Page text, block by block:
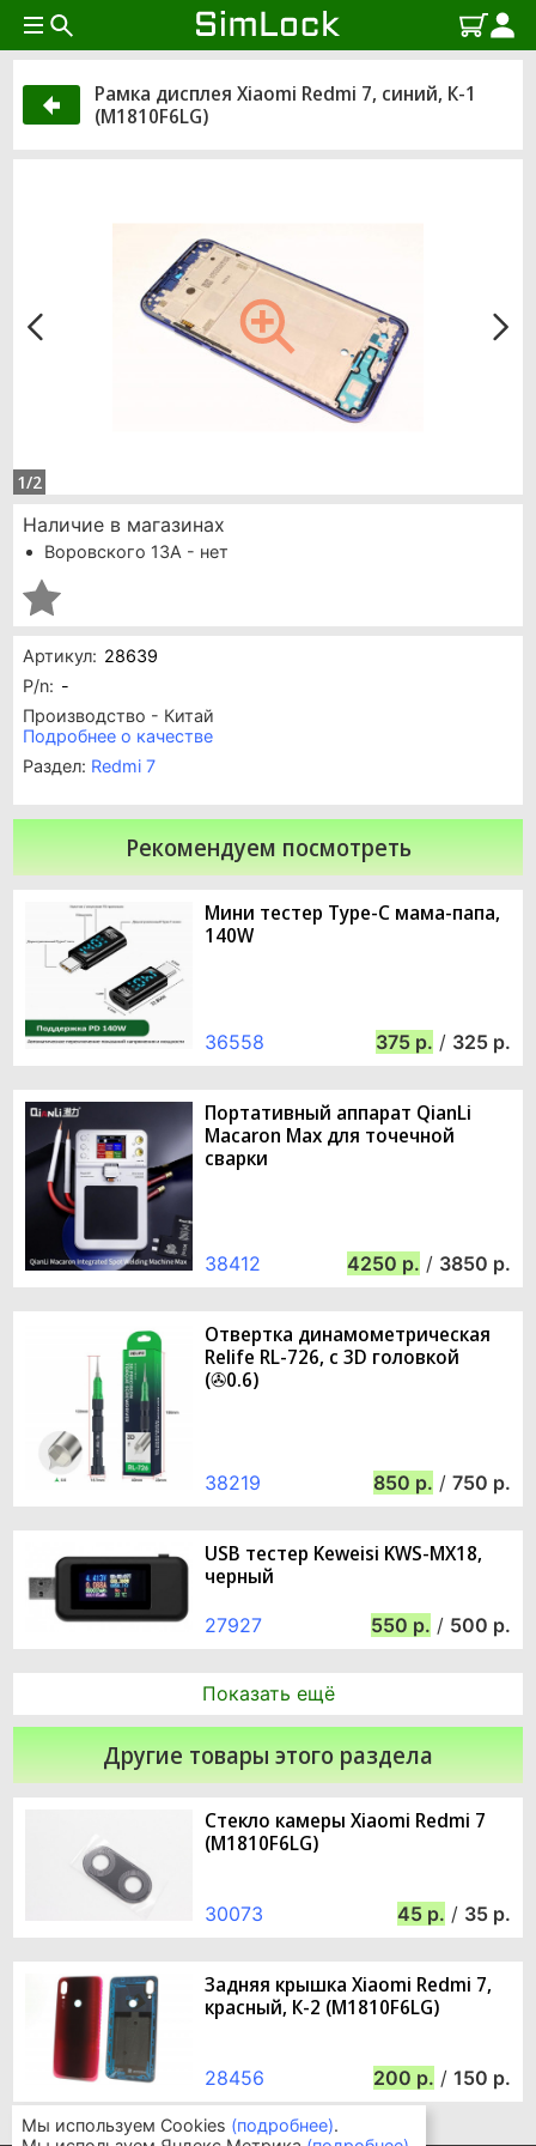
Рамка дисплея Xiaomi Redmi 7, синий, К-1
(M1810F6LG)
1/2
Артикул: 28639
P/n: -
Производство - Китай
Подробнее о качестве
Раздел: Redmi 7
Наличие в магазинах
Воровского 13А - нет
Рекомендуем посмотреть
Мини тестер Type-C мама-папа,
140W
36558 375 / 325
Портативный аппарат QianLi
Macaron Max для точечной
сварки
38412 4250 / 3850
Отвертка динамометрическая
Relife RL-726, с 3D головкой
(✇0.6)
38219 850 / 750
USB тестер Keweisi KWS-MX18,
черный
27927 550 / 500
Показать ещё
Другие товары этого раздела
Стекло камеры Xiaomi Redmi 7
(M1810F6LG)
30073 45 / 35
Задняя крышка Xiaomi Redmi 7,
красный, К-2 (M1810F6LG)
28456 200 / 150
Мы используем Cookies (подробнее).